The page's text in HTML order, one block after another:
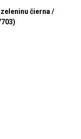
čierna /